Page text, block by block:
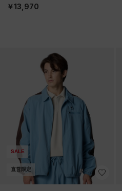
スタイル/MEN）
￥13,970
SALE
直営限定